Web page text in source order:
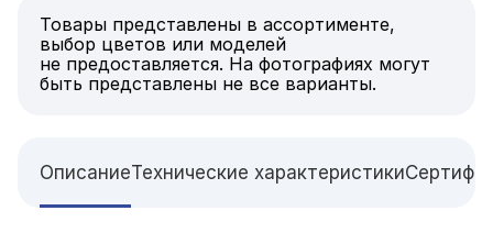
Товары представлены в ассортименте,
выбор цветов или моделей
не предоставляется. На фотографиях могут
быть представлены не все варианты.
ОписаниеТехнические характеристики